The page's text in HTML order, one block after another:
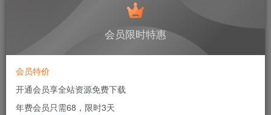
会员限时特惠
会员特价
开通会员享全站资源免费下载
年费会员只需68，限时3天